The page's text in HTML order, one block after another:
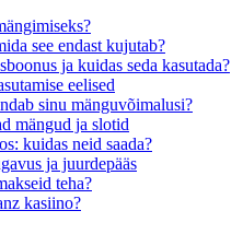
see endast kujutab?
ja kuidas seda kasutada?
eelised
sinu mänguvõimalusi?
mängud ja slotid
kuidas neid saada?
ja juurdepääs
teha?
kasiino?